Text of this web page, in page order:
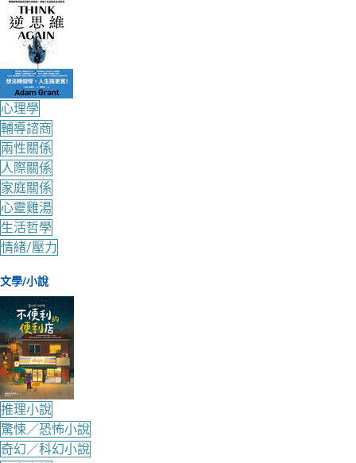
心理學
輔導諮商
兩性關係
人際關係
家庭關係
心靈雞湯
生活哲學
情緒/壓力
文學/小說
推理小說
驚悚／恐怖小說
奇幻／科幻小說